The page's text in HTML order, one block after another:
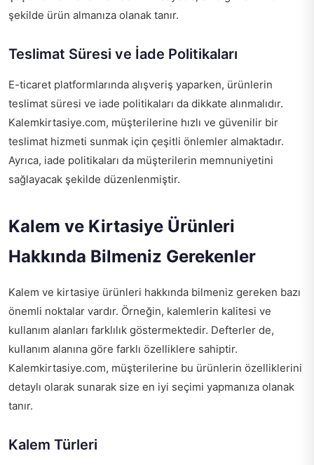
şekilde ürün almanıza olanak tanır.
Teslimat Süresi ve İade Politikaları
E-ticaret platformlarında alışveriş yaparken, ürünlerin
teslimat süresi ve iade politikaları da dikkate alınmalıdır.
Kalemkirtasiye.com, müşterilerine hızlı ve güvenilir bir
teslimat hizmeti sunmak için çeşitli önlemler almaktadır.
Ayrıca, iade politikaları da müşterilerin memnuniyetini
sağlayacak şekilde düzenlenmiştir.
Kalem ve Kirtasiye Ürünleri
Hakkında Bilmeniz Gerekenler
Kalem ve kirtasiye ürünleri hakkında bilmeniz gereken bazı
önemli noktalar vardır. Örneğin, kalemlerin kalitesi ve
kullanım alanları farklılık göstermektedir. Defterler de,
kullanım alanına göre farklı özelliklere sahiptir.
Kalemkirtasiye.com, müşterilerine bu ürünlerin özelliklerini
detaylı olarak sunarak size en iyi seçimi yapmanıza olanak
tanır.
Kalem Türleri